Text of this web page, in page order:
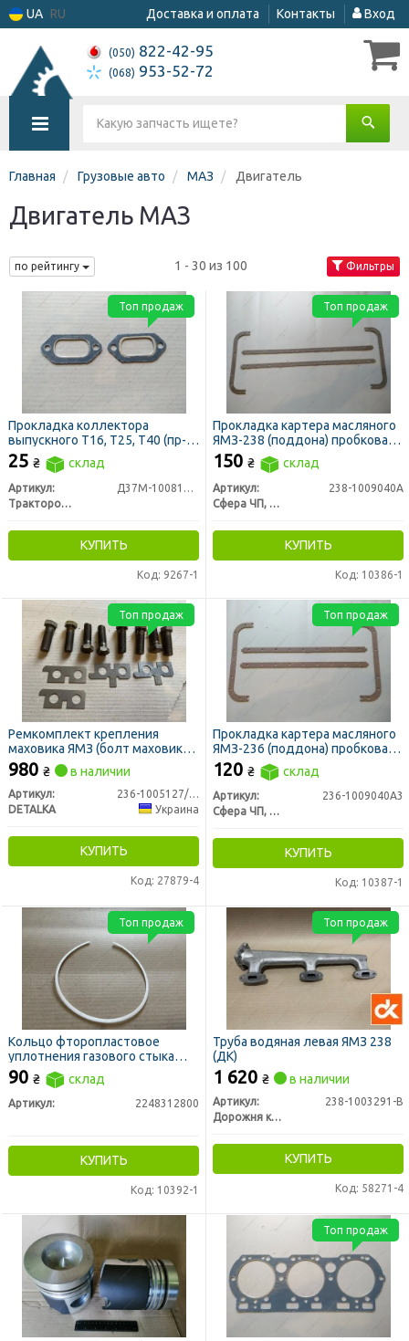
UA RU Доставка и оплата Контакты Вход
(050) 822-42-95
(068) 953-52-72
Главная Грузовые авто МАЗ Двигатель
Двигатель МАЗ
по рейтингу 1 - 30 из 100 Фильтры
Прокладка коллектора
выпускного Т16, Т25, Т40 (пр-
во ЛЗТД)
25 ₴ склад
Артикул:
Д37М-1008170Б-Р
Трактородеталь г. Лозовая
КУПИТЬ
Код: 9267-1
Топ продаж
Прокладка картера масляного
ЯМЗ-238 (поддона) пробковая
(пр-во Украина)
150 ₴ склад
Артикул:
238-1009040А
Сфера ЧП, Украина
КУПИТЬ
Код: 10386-1
Топ продаж
Ремкомплект крепления
маховика ЯМЗ (болт маховика
8шт, пластина левая+правая по
2шт) (DETALKA)
980 ₴ в наличии
Артикул:
236-1005127/8/9
DETALKA
Украина
КУПИТЬ
Код: 27879-4
Топ продаж
Прокладка картера масляного
ЯМЗ-236 (поддона) пробковая
(пр-во Украина)
120 ₴ склад
Артикул:
236-1009040А3
Сфера ЧП, Украина
КУПИТЬ
Код: 10387-1
Топ продаж
Кольцо фторопластовое
уплотнения газового стыка
(гильзы) СМД, ЯМЗ
90 ₴ склад
Артикул: 2248312800
КУПИТЬ
Код: 10392-1
Топ продаж
Труба водяная левая ЯМЗ 238
(ДК)
1 620 ₴ в наличии
Артикул:
238-1003291-В
Дорожня карта
КУПИТЬ
Код: 58271-4
Топ продаж
Топ продаж